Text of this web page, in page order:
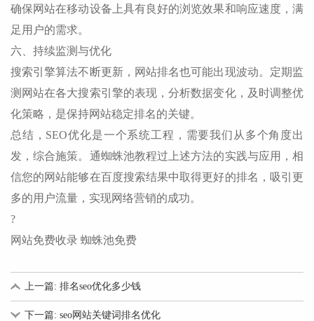
确保网站在移动设备上具有良好的浏览效果和响应速度，满
足用户的需求。
六、持续监测与优化
搜索引擎算法不断更新，网站排名也可能出现波动。定期监
测网站在各大搜索引擎的表现，分析数据变化，及时调整优
化策略，是保持网站稳定排名的关键。
总结，SEO优化是一个系统工程，需要我们从多个角度出
发，综合施策。通蜘蛛池教程过上述方法的实践与应用，相
信您的网站能够在百度搜索结果中取得更好的排名，吸引更
多的用户流量，实现网络营销的成功。
?
网站免费收录 蜘蛛池免费
上一篇: 排名seo优化多少钱
下一篇: seo网站关键词排名优化